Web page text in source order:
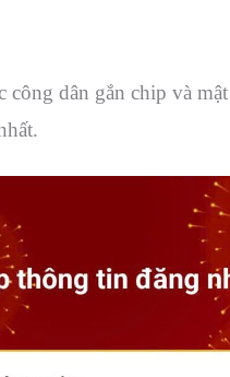
dân gắn chip và